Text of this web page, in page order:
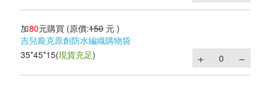
加80元購買 (原價:150 元 )
吉兒龐克原創防水編織購物袋
35*45*15(現貨充足)